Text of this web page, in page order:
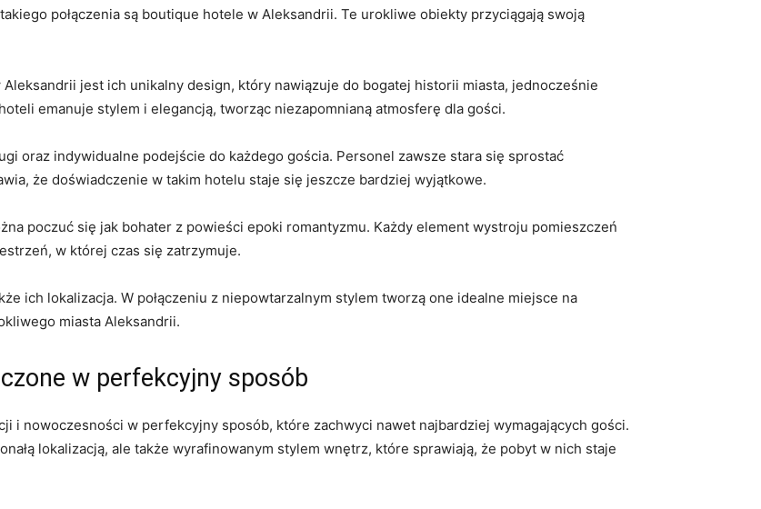
połączenia są boutique hotele w Aleksandrii.⁣ Te urokliwe obiekty przyciągają swoją
jest ⁣ich unikalny design, który ⁣nawiązuje do bogatej historii miasta, jednocześnie
emanuje stylem ​i elegancją, tworząc​ niezapomnianą atmosferę dla gości.
oraz‍ indywidualne podejście do każdego ​gościa. Personel zawsze stara się sprostać
że doświadczenie w takim ⁣hotelu staje się jeszcze⁤ bardziej wyjątkowe.
poczuć się jak bohater z powieści epoki romantyzmu. Każdy element wystroju ‌pomieszczeń
w której czas się‌ zatrzymuje.
ich lokalizacja. W połączeniu z niepowtarzalnym stylem tworzą one idealne miejsce na
miasta​ Aleksandrii.
⁢w perfekcyjny sposób
i nowoczesności w perfekcyjny sposób, które‌ zachwyci⁢ nawet najbardziej⁤ wymagających gości.
lokalizacją, ale⁣ także⁤ wyrafinowanym stylem wnętrz, które sprawiają, że pobyt w nich ​staje